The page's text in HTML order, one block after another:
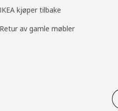
IKEA kjøper tilbake
Retur av gamle møbler